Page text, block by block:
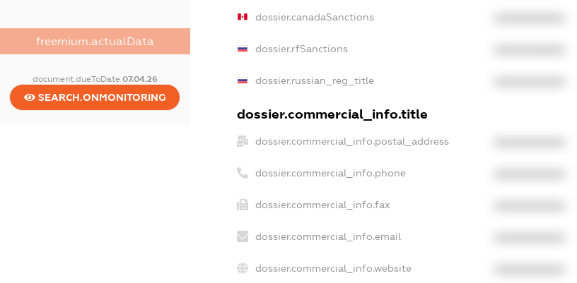
freemium.actualData
document.dueToDate 07.04.26
SEARCH.ONMONITORING
dossier.canadaSanctions
dossier.rfSanctions
dossier.russian_reg_title
dossier.commercial_info.title
dossier.commercial_info.postal_address
dossier.commercial_info.phone
dossier.commercial_info.fax
dossier.commercial_info.email
dossier.commercial_info.website